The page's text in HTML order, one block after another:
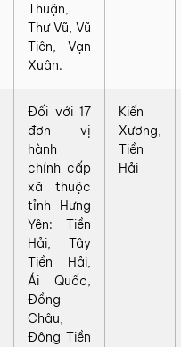
Thuận,
Thư Vũ, Vũ
Tiên, Vạn
Xuân.
Đối với 17
đơn vị
hành
chính cấp
xã thuộc
tỉnh Hưng
Yên: Tiền
Hải, Tây
Tiền Hải,
Ái Quốc,
Đồng
Châu,
Đông Tiền
Kiến
Xương,
Tiền
Hải